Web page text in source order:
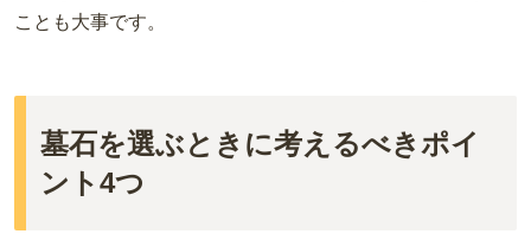
ことも大事です。
墓石を選ぶときに考えるべきポイ
ント4つ